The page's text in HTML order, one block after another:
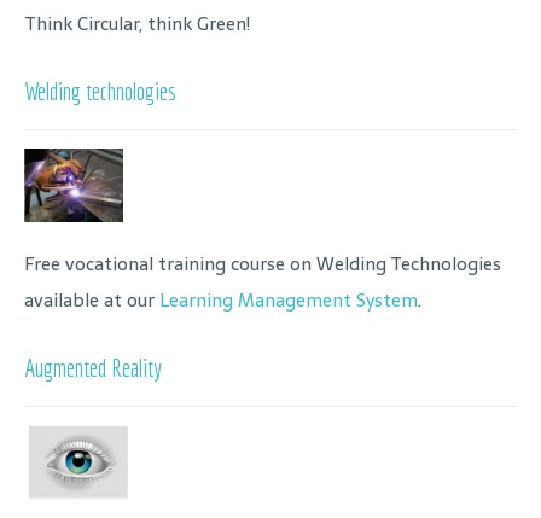
Think Circular, think Green!
Welding technologies
Free vocational training course on Welding Technologies
available at our Learning Management System.
Augmented Reality